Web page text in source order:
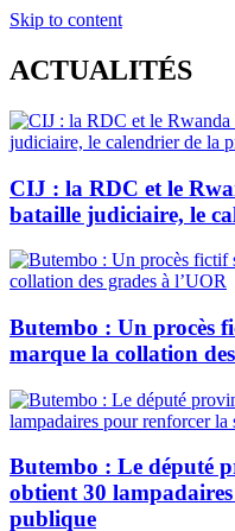
Skip to content
ACTUALITÉS
CIJ : la RDC et le
bataille judiciaire, le
Butembo : Un procès
marque la collation
Butembo : Le député
obtient 30
publique